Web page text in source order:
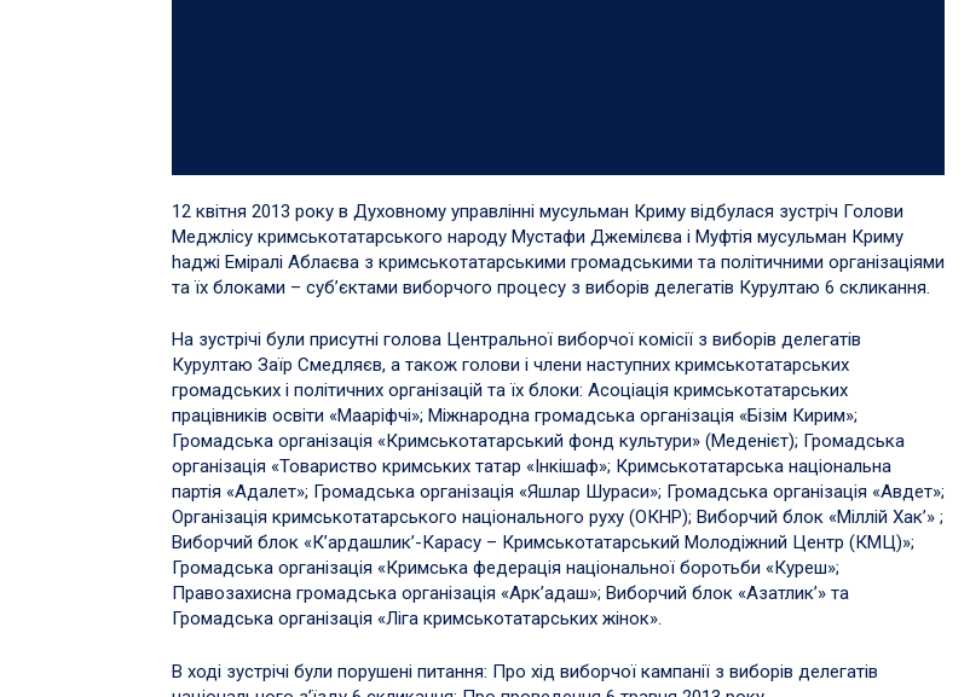
12 квітня 2013 року в Духовному управлінні мусульман Криму відбулася зустріч Голови
Меджлісу кримськотатарського народу Мустафи Джемілєва і Муфтія мусульман Криму
hаджі Еміралі Аблаєва з кримськотатарськими громадськими та політичними організаціями
та їх блоками – суб’єктами виборчого процесу з виборів делегатів Курултаю 6 скликання.
На зустрічі були присутні голова Центральної виборчої комісії з виборів делегатів
Курултаю Заїр Смедляєв, а також голови і члени наступних кримськотатарських
громадських і політичних організацій та їх блоки: Асоціація кримськотатарських
працівників освіти «Мааріфчі»; Міжнародна громадська організація «Бізім Кирим»;
Громадська організація «Кримськотатарський фонд культури» (Меденієт); Громадська
організація «Товариство кримських татар «Інкішаф»; Кримськотатарська національна
партія «Адалет»; Громадська організація «Яшлар Шураси»; Громадська організація «Авдет»;
Організація кримськотатарського національного руху (ОКНР); Виборчий блок «Міллій Хак’» ;
Виборчий блок «К’ардашлик’-Карасу – Кримськотатарський Молодіжний Центр (КМЦ)»;
Громадська організація «Кримська федерація національної боротьби «Куреш»;
Правозахисна громадська організація «Арк’адаш»; Виборчий блок «Азатлик’» та
Громадська організація «Ліга кримськотатарських жінок».
В ході зустрічі були порушені питання: Про хід виборчої кампанії з виборів делегатів